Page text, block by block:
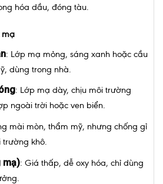
hóa dầu, đóng tàu.
mạ
: Lớp mạ mỏng, sáng xanh hoặc cầu
dùng trong nhà.
: Lớp mạ dày, chịu môi trường
ngoài trời hoặc ven biển.
mài mòn, thẩm mỹ, nhưng chống gỉ
trường khô.
mạ): Giá thấp, dễ oxy hóa, chỉ dùng